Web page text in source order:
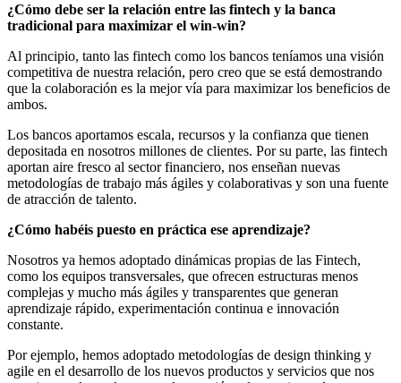
¿Cómo debe ser la relación entre las fintech y la banca
tradicional para maximizar el win-win?
Al principio, tanto las fintech como los bancos teníamos una visión
competitiva de nuestra relación, pero creo que se está demostrando
que la colaboración es la mejor vía para maximizar los beneficios de
ambos.
Los bancos aportamos escala, recursos y la confianza que tienen
depositada en nosotros millones de clientes. Por su parte, las fintech
aportan aire fresco al sector financiero, nos enseñan nuevas
metodologías de trabajo más ágiles y colaborativas y son una fuente
de atracción de talento.
¿Cómo habéis puesto en práctica ese aprendizaje?
Nosotros ya hemos adoptado dinámicas propias de las Fintech,
como los equipos transversales, que ofrecen estructuras menos
complejas y mucho más ágiles y transparentes que generan
aprendizaje rápido, experimentación continua e innovación
constante.
Por ejemplo, hemos adoptado metodologías de design thinking y
agile en el desarrollo de los nuevos productos y servicios que nos